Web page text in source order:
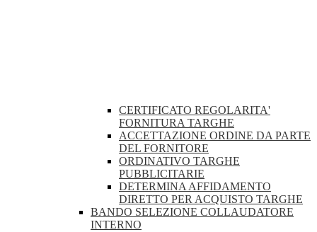
CERTIFICATO REGOLARITA'
FORNITURA TARGHE
ACCETTAZIONE ORDINE DA PARTE
DEL FORNITORE
ORDINATIVO TARGHE
PUBBLICITARIE
DETERMINA AFFIDAMENTO
DIRETTO PER ACQUISTO TARGHE
BANDO SELEZIONE COLLAUDATORE
INTERNO